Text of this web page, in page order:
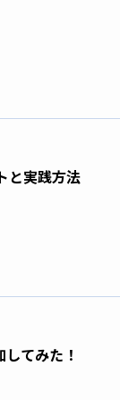
と実践方法
てみた！